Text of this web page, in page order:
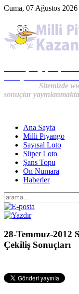
Cuma, 07 Ağustos 2026
Sitemizde
sonuçlar
Ana Sayfa
Milli Piyango
Sayısal Loto
Süper Loto
Şans Topu
On Numara
Haberler
28-Temmuz-2012
Çekiliş Sonuçları